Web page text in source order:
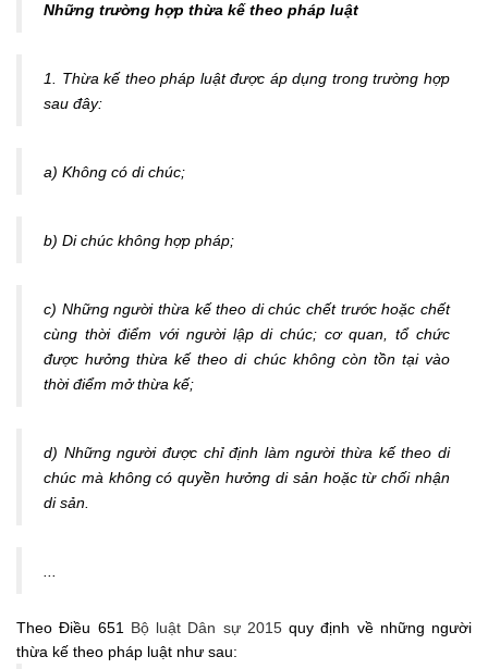
Những trường hợp thừa kế theo pháp luật
1. Thừa kế theo pháp luật được áp dụng trong trường hợp
sau đây:
a) Không có di chúc;
b) Di chúc không hợp pháp;
c) Những người thừa kế theo di chúc chết trước hoặc chết
cùng thời điểm với người lập di chúc; cơ quan, tổ chức
được hưởng thừa kế theo di chúc không còn tồn tại vào
thời điểm mở thừa kế;
d) Những người được chỉ định làm người thừa kế theo di
chúc mà không có quyền hưởng di sản hoặc từ chối nhận
di sản.
Theo Điều 651 Bộ luật Dân sự 2015quy định về những người
thừa kế theo pháp luật như sau: